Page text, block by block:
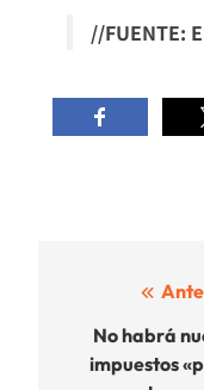
//FUENTE:
No habrá
impuestos